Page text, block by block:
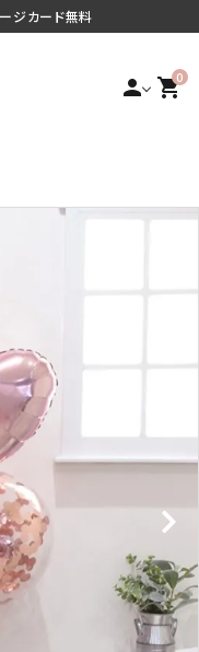
ジカード無料
person 0
shopping_cart